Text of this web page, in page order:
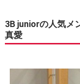
3B juniorの人気
真愛